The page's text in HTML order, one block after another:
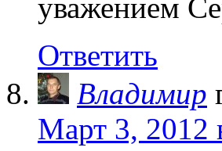
уважением
Ответить
Владимир
Март 3, 2012